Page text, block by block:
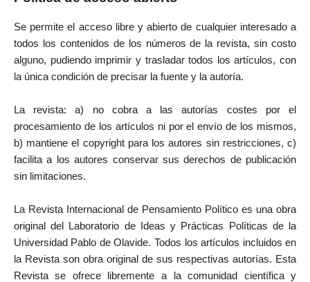
Se permite el acceso libre y abierto de cualquier interesado a
todos los contenidos de los números de la revista, sin costo
alguno, pudiendo imprimir y trasladar todos los artículos, con
la única condición de precisar la fuente y la autoría.
La revista: a) no cobra a las autorías costes por el
procesamiento de los artículos ni por el envío de los mismos,
b) mantiene el copyright para los autores sin restricciones, c)
facilita a los autores conservar sus derechos de publicación
sin limitaciones.
La Revista Internacional de Pensamiento Político es una obra
original del Laboratorio de Ideas y Prácticas Políticas de la
Universidad Pablo de Olavide. Todos los artículos incluidos en
la Revista son obra original de sus respectivas autorías. Esta
Revista se ofrece libremente a la comunidad científica y